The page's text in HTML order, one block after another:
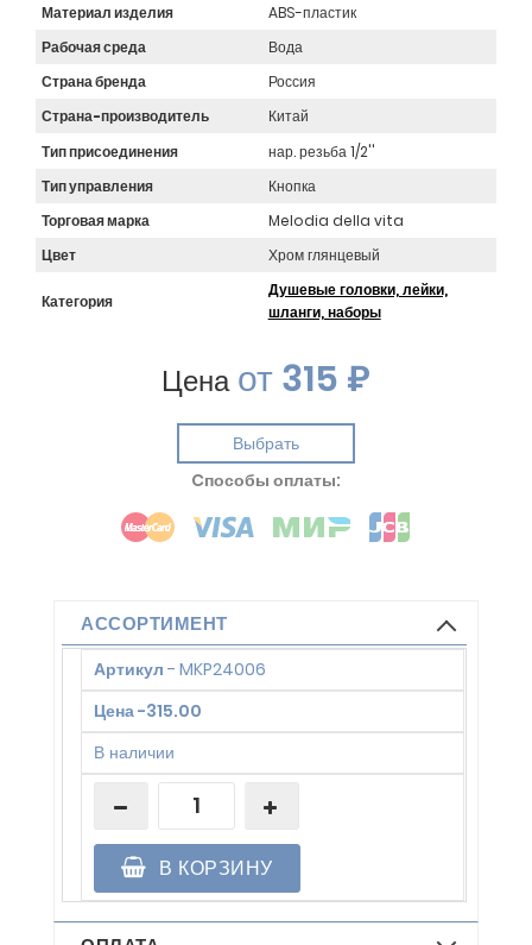
Материал изделия
ABS-пластик
Рабочая среда
Вода
Страна бренда
Россия
Страна-производитель
Китай
Тип присоединения
нар. резьба 1/2''
Тип управления
Кнопка
Торговая марка
Melodia della vita
Цвет
Хром глянцевый
Категория
Душевые головки, лейки,
шланги, наборы
Ценаот315 ₽
Выбрать
Cпособы оплаты:
АССОРТИМЕНТ
Артикул - MKP24006
Цена-315.00
В наличии
В КОРЗИНУ